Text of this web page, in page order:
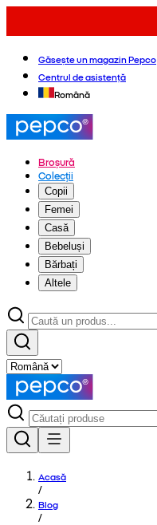
Găsește un magazin Pepco
Centrul de asistență
Română
Broșură
Colecții
Copii
Femei
Casă
Bebeluși
Bărbați
Altele
Acasă
/
Blog
/